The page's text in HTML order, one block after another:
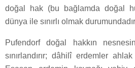
doğal hak (bu bağlamda doğal
dünya ile sınırlı olmak
Pufendorf doğal hakkın
sınırlandırır; dâhilî erdemler